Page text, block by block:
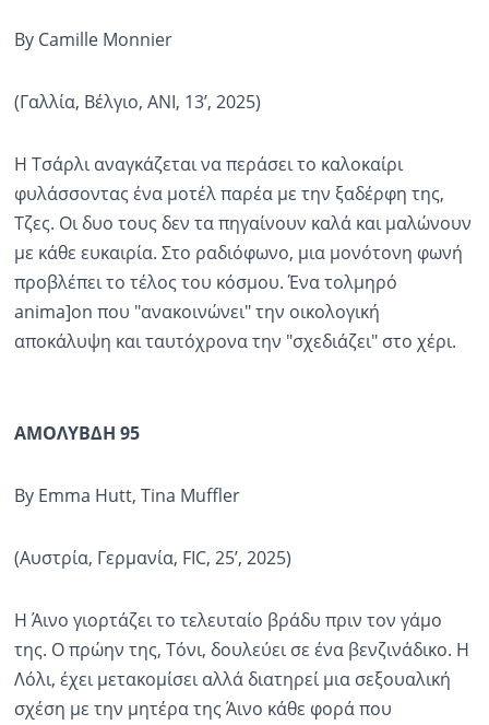
By Camille Monnier
(Γαλλία, Βέλγιο, ANI, 13’, 2025)
Η Τσάρλι αναγκάζεται να περάσει το καλοκαίρι
φυλάσσοντας ένα μοτέλ παρέα με την ξαδέρφη της,
Τζες. Οι δυο τους δεν τα πηγαίνουν καλά και μαλώνουν
με κάθε ευκαιρία. Στο ραδιόφωνο, μια μονότονη φωνή
προβλέπει το τέλος του κόσμου. Ένα τολμηρό
anima]on που "ανακοινώνει" την οικολογική
αποκάλυψη και ταυτόχρονα την "σχεδιάζει" στο χέρι.
ΑΜOΛΥΒΔΗ 95
By Emma Hutt, Tina Muffler
(Αυστρία, Γερμανία, FIC, 25’, 2025)
H Άινο γιορτάζει το τελευταίο βράδυ πριν τον γάμο
της. Ο πρώην της, Τόνι, δουλεύει σε ένα βενζινάδικο. Η
Λόλι, έχει μετακομίσει αλλά διατηρεί μια σεξουαλική
σχέση με την μητέρα της Άινο κάθε φορά που